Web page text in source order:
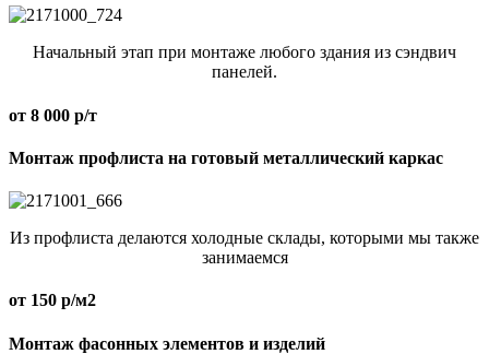
Начальный этап при монтаже любого здания из сэндвич
панелей.
от 8 000 р/т
Монтаж профлиста на готовый металлический каркас
Из профлиста делаются холодные склады, которыми мы также
занимаемся
от 150 р/м2
Монтаж фасонных элементов и изделий